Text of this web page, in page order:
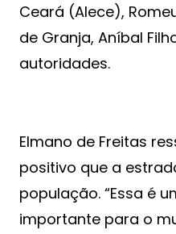
Ceará (Alece),
de Granja, Aníbal
autoridades.
Elmano de Freitas
positivo que a
população. “Essa é
importante para o